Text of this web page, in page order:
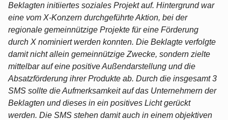
Beklagten initiiertes soziales Projekt auf. Hintergrund war
eine vom X-Konzern durchgeführte Aktion, bei der
regionale gemeinnützige Projekte für eine Förderung
durch X nominiert werden konnten. Die Beklagte verfolgte
damit nicht allein gemeinnützige Zwecke, sondern zielte
mittelbar auf eine positive Außendarstellung und die
Absatzförderung ihrer Produkte ab. Durch die insgesamt 3
SMS sollte die Aufmerksamkeit auf das Unternehmern der
Beklagten und dieses in ein positives Licht gerückt
werden. Die SMS stehen damit auch in einem objektiven